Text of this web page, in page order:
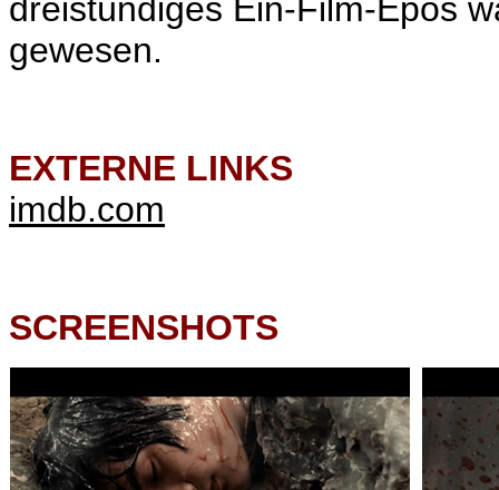
dreistündiges Ein-Film-Epos
gewesen.
EXTERNE LINKS
imdb.com
SCREENSHOTS